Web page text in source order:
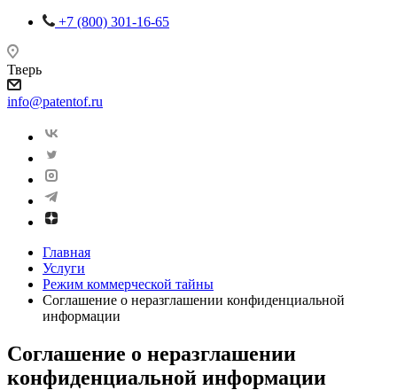
+7 (800) 301-16-65
Тверь
info@patentof.ru
Главная
Услуги
Режим коммерческой тайны
Соглашение о неразглашении конфиденциальной
информации
Соглашение о неразглашении
конфиденциальной информации